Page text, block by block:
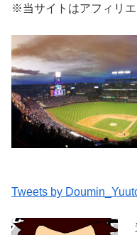
※当サイトはアフィリ
Tweets by